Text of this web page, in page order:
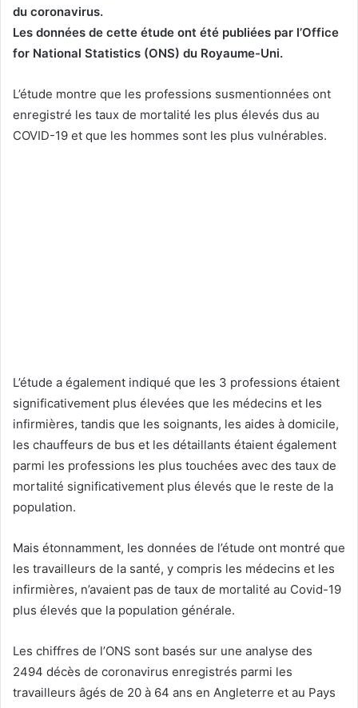
du coronavirus.
Les données de cette étude ont été publiées par l’Office
for National Statistics (ONS) du Royaume-Uni.
L’étude montre que les professions susmentionnées ont
enregistré les taux de mortalité les plus élevés dus au
COVID-19 et que les hommes sont les plus vulnérables.
L’étude a également indiqué que les 3 professions étaient
significativement plus élevées que les médecins et les
infirmières, tandis que les soignants, les aides à domicile,
les chauffeurs de bus et les détaillants étaient également
parmi les professions les plus touchées avec des taux de
mortalité significativement plus élevés que le reste de la
population.
Mais étonnamment, les données de l’étude ont montré que
les travailleurs de la santé, y compris les médecins et les
infirmières, n’avaient pas de taux de mortalité au Covid-19
plus élevés que la population générale.
Les chiffres de l’ONS sont basés sur une analyse des
2494 décès de coronavirus enregistrés parmi les
travailleurs âgés de 20 à 64 ans en Angleterre et au Pays